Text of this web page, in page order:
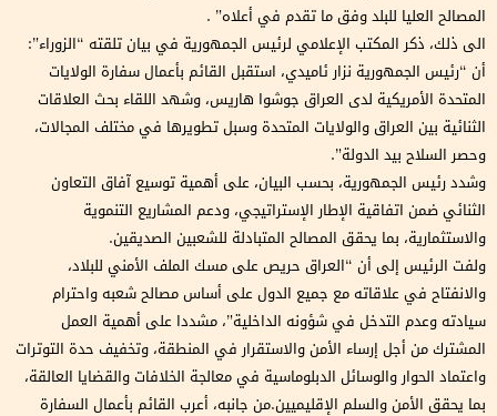
المصالح العليا للبلد وفق ما تقدم في أعلاه” .
الى ذلك، ذكر المكتب الإعلامي لرئيس الجمهورية في بيان تلقته “الزوراء”:
أن “رئيس الجمهورية نزار ئاميدي، استقبل القائم بأعمال سفارة الولايات
المتحدة الأمريكية لدى العراق جوشوا هاريس، وشهد اللقاء بحث العلاقات
الثنائية بين العراق والولايات المتحدة وسبل تطويرها في مختلف المجالات،
وحصر السلاح بيد الدولة”.
وشدد رئيس الجمهورية، بحسب البيان، على أهمية توسيع آفاق التعاون
الثنائي ضمن اتفاقية الإطار الإستراتيجي، ودعم المشاريع التنموية
والاستثمارية، بما يحقق المصالح المتبادلة للشعبين الصديقين.
ولفت الرئيس إلى أن “العراق حريص على مسك الملف الأمني للبلاد،
والانفتاح في علاقاته مع جميع الدول على أساس مصالح شعبه واحترام
سيادته وعدم التدخل في شؤونه الداخلية”، مشددا على أهمية العمل
المشترك من أجل إرساء الأمن والاستقرار في المنطقة، وتخفيف حدة التوترات
واعتماد الحوار والوسائل الدبلوماسية في معالجة الخلافات والقضايا العالقة،
بما يحقق الأمن والسلم الإقليميين.من جانبه، أعرب القائم بأعمال السفارة